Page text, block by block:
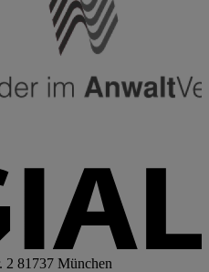
2 81737 München